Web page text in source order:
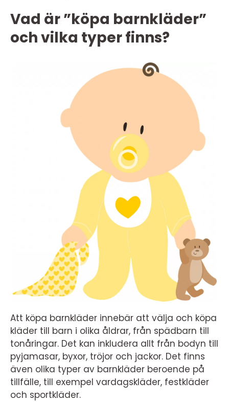
Vad är ”köpa barnkläder”
och vilka typer finns?
Att köpa barnkläder innebär att välja och köpa
kläder till barn i olika åldrar, från spädbarn till
tonåringar. Det kan inkludera allt från bodyn till
pyjamasar, byxor, tröjor och jackor. Det finns
även olika typer av barnkläder beroende på
tillfälle, till exempel vardagskläder, festkläder
och sportkläder.